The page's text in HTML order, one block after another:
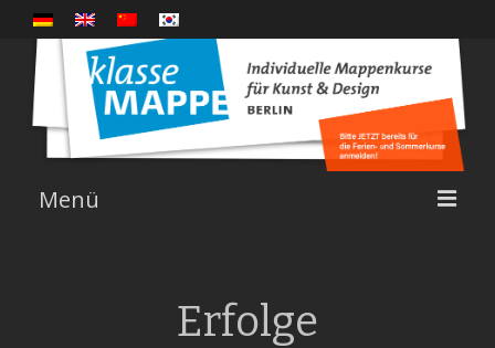
Menü
Erfolge